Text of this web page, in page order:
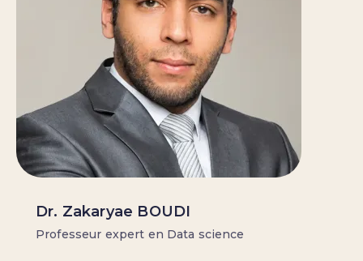
Dr. Zakaryae BOUDI
Professeur expert en Data science